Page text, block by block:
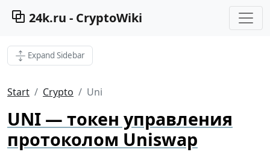
24k.ru - CryptoWiki
Expand Sidebar
Start Crypto Uni
UNI — токен управления
протоколом Uniswap